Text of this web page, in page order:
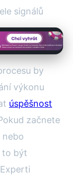
signálů
by
výkonu
úspěšnost
začnete
nebo
to být